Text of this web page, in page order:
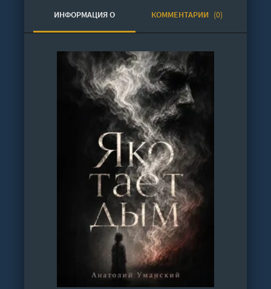
ИНФОРМАЦИЯ О
АУДИОКНИГЕ
КОММЕНТАРИИ (0)